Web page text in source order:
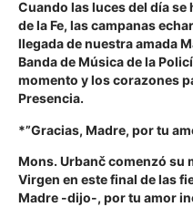
Cuando las luces del día se
de la Fe, las campanas
llegada de nuestra amada
Banda de Música de la
momento y los corazones
Presencia.
*”Gracias, Madre, por tu
Mons. Urbanč comenzó su
Virgen en este final de las
Madre -dijo-, por tu amor